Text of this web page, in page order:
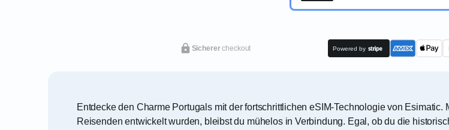
Sicherercheckout Powered by
Entdecke den Charme Portugals mit der fortschrittlichen eSIM-Technologie von
Reisenden entwickelt wurden, bleibst du mühelos in Verbindung. Egal, ob du die